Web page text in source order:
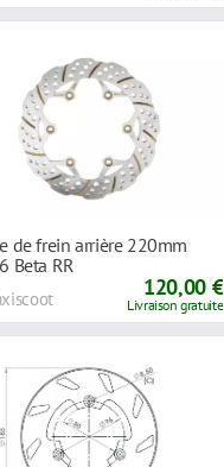
de frein arrière 220mm
Beta RR
120,00 €
Livraison gratuite